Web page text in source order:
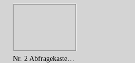
Nr. 2 Abfragekasten (21)